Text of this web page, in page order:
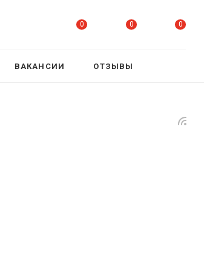
0 0 0
ВАКАНСИИ ОТЗЫВЫ